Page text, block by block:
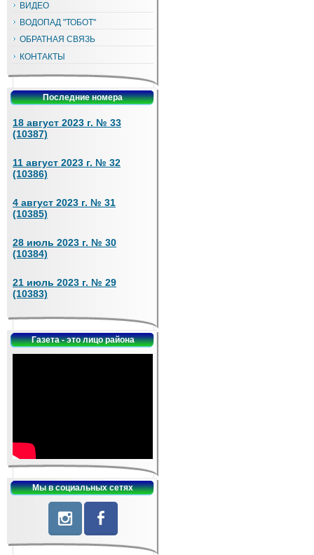
ВИДЕО
ВОДОПАД "ТОБОТ"
ОБРАТНАЯ СВЯЗЬ
КОНТАКТЫ
Последние номера
18 август 2023 г. № 33
(10387)
11 август 2023 г. № 32
(10386)
4 август 2023 г. № 31
(10385)
28 июль 2023 г. № 30
(10384)
21 июль 2023 г. № 29
(10383)
Газета - это лицо района
Мы в социальных сетях